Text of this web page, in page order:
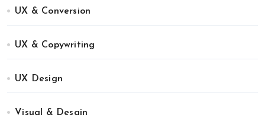
UX & Conversion
UX & Copywriting
UX Design
Visual & Desain